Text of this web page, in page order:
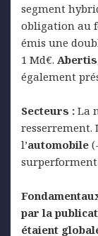
segment
obligation au
émis une
1 Md€. Abertis
également
Secteurs : La
resserrement.
l’automobile
surperforment
par la
étaient